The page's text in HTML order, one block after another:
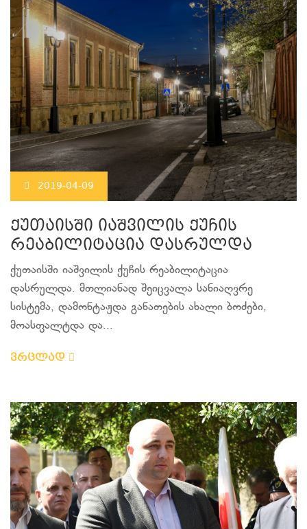
2019-04-09
ქუთაისში იაშვილის ქუჩის
რეაბილიტაცია დასრულდა
ქუთაისში იაშვილის ქუჩის რეაბილიტაცია
დასრულდა. მთლიანად შეიცვალა სანიაღვრე
სისტემა, დამონტაჟდა განათების ახალი ბოძები,
მოასფალტდა და...
ვრცლად